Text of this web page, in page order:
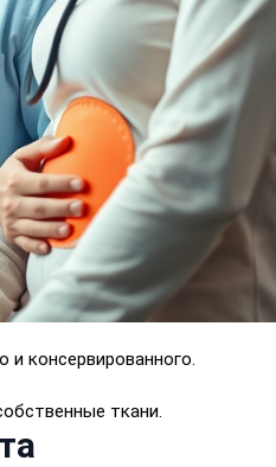
и консервированного.
ткани.